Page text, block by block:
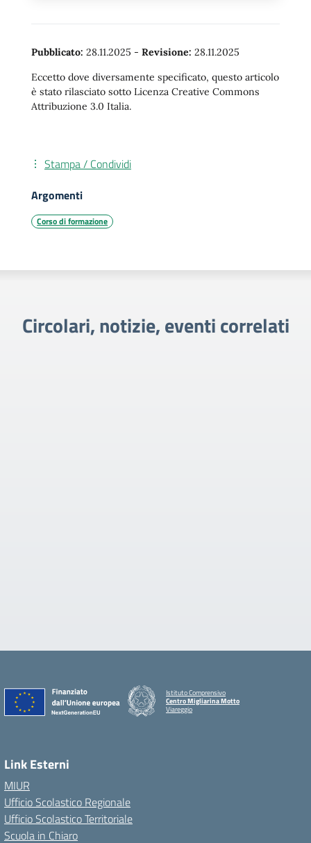
Pubblicato: 28.11.2025 - Revisione: 28.11.2025
Eccetto dove diversamente specificato, questo articolo
è stato rilasciato sotto Licenza Creative Commons
Attribuzione 3.0 Italia.
Stampa / Condividi
Argomenti
Corso di formazione
Circolari, notizie, eventi correlati
Istituto Comprensivo
Centro Migliarina Motto
Viareggio
Link Esterni
MIUR
Ufficio Scolastico Regionale
Ufficio Scolastico Territoriale
Scuola in Chiaro